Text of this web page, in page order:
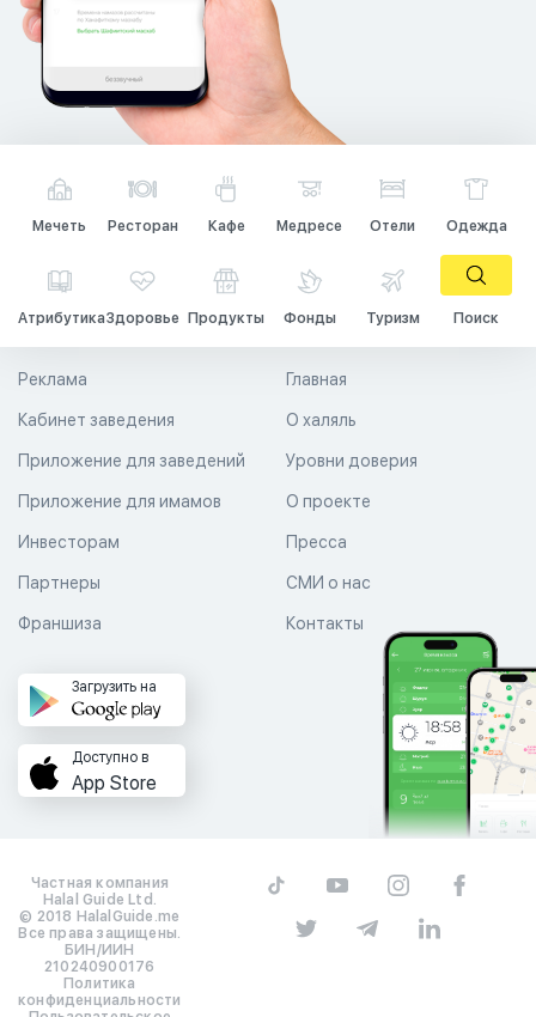
Мечеть Ресторан Кафе Медресе Отели Одежда
АтрибутикаЗдоровье Продукты Фонды Туризм Поиск
Главная
О халяль
Уровни доверия
Реклама
Кабинет заведения
Приложение для заведений
Приложение для имамов О проекте
Пресса
СМИ о нас
Контакты
Инвесторам
Партнеры
Франшиза
Загрузить на
Доступно в
App Store
Частная компания
Halal Guide Ltd.
© 2018 HalalGuide.me
Все права защищены.
БИН/ИИН
210240900176
Политика
конфиденциальности